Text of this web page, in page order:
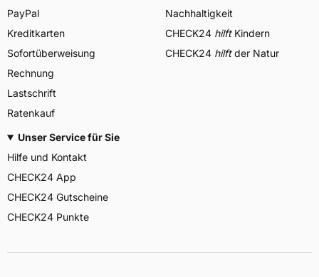
PayPal
Kreditkarten
Sofortüberweisung
Rechnung
Lastschrift
Ratenkauf
Nachhaltigkeit
CHECK24 hilftKindern
CHECK24 hilftder Natur
Unser Service für Sie
Hilfe und Kontakt
CHECK24 App
CHECK24 Gutscheine
CHECK24 Punkte